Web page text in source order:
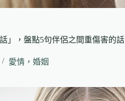
」，盤點5句伴侶之間重傷害的話
愛情，婚姻